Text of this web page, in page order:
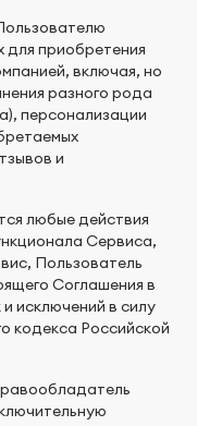
для приобретения
включая, но
разного рода
персонализации
и
любые действия
Сервиса,
Пользователь
Соглашения в
исключений в силу
кодекса Российской